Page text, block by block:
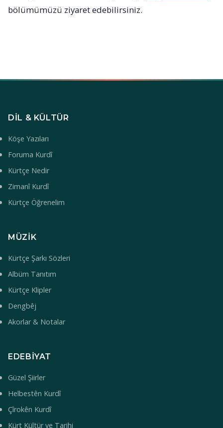
bölümümüzü ziyaret edebilirsiniz.
DIL & KÜLTÜR
Köşe Yazıları
Foruma Kurdî
Kürtçe Nedir
Zimanî Kurdî
Kürtçe Öğrenelim
MÜZIK
Kürtçe Şarkı Sözleri
Albüm Tanıtım
Kürtçe Klipler
Dengbêj
Akorlar & Notalar
EDEBIYAT
Güzel Şiirler
Helbestên Kurdî
Çîrokên Kurdî
Kürt Kültür ve Tarihi